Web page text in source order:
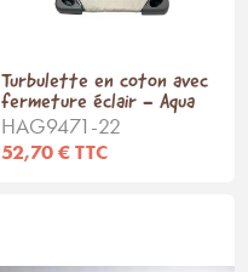
Turbulette en coton avec
fermeture éclair - Aqua
HAG9471-22
52,70 € TTC